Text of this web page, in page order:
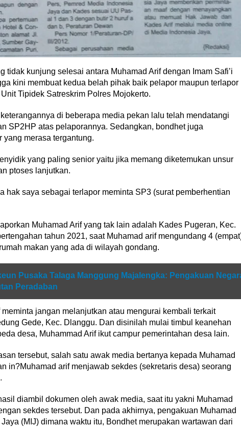
tidak kunjung selesai antara Muhamad Arif dengan Imam Safi’i
kini membuat kedua belah pihak baik pelapor maupun terlapor
Tipidek Satreskrim Polres Mojokerto.
di beberapa media pekan lalu telah mendatangi
SP2HP atas pelaporannya. Sedangkan, bondhet juga
yang merasa tergantung.
yang paling senior yaitu jika memang diketemukan unsur
ptoses lanjutkan.
hak saya sebagai terlapor meminta SP3 (surat pemberhentian
Muhamad Arif yang tak lain adalah Kades Pugeran, Kec.
tahun 2021, saat Muhamad arif mengundang 4
makan yang ada di wilayah gondang.
Pusaka Talaga Manggung Majalengka: Pengakuan
Peradaban
jangan melanjutkan atau mengurai kembali terkait
Gede, Kec. Dlanggu. Dan disinilah mulai timbul keanehan
desa, Muhammad Arif ikut campur pemerintahan desa lain.
tersebut, salah satu awak media bertanya kepada Muhamad
in?Muhamad arif menjawab sekdes (sekretaris desa) seorang
diambil dokumen oleh awak media, saat itu yakni Muhamad
sekdes tersebut. Dan pada akhirnya, pengakuan Muhamad
(MIJ) dimana waktu itu, Bondhet merupakan wartawan dari